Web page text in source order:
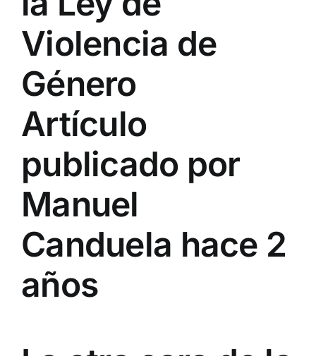
Violencia de
Género
Artículo
publicado por
Manuel
Canduela hace 2
años